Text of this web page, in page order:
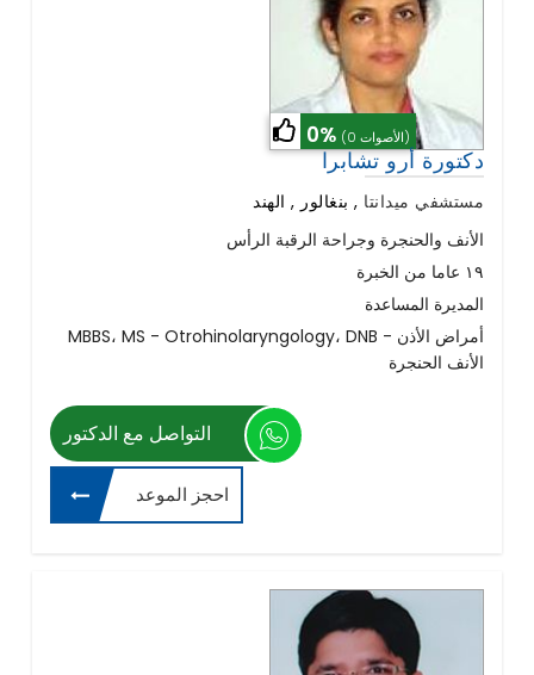
0% (0 الأصوات)
دكتورة أرو تشابرا
مستشفي ميدانتا , بنغالور , الهند
الأنف والحنجرة وجراحة الرقبة الرأس
١٩ عاما من الخبرة
المديرة المساعدة
MBBS، MS - Otrohinolaryngology، DNB - أمراض الأذن
الأنف الحنجرة
التواصل مع الدكتور
احجز الموعد